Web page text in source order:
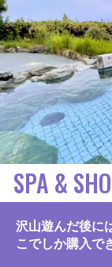
SPA &
沢山遊んだ後に
こでしか購入で